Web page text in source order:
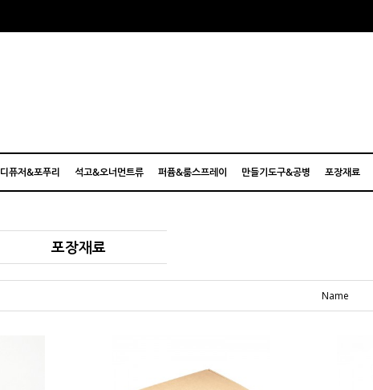
디퓨저&포푸리 석고&오너먼트류 퍼퓸&룸스프레이 만들기도구&공병 포장재료
포장재료
Name